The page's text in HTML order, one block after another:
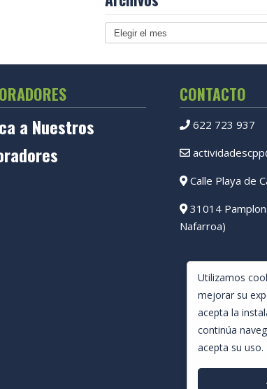
Utilizamos
mejorar su
acepta la
continúa
acepta su uso.
Archivos
a Nuestros
CONTACTO
622 723 937
Calle Playa de
31014
Nafarroa)